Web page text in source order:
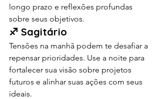
longo prazo e reflexões profundas
sobre seus objetivos.
♐ Sagitário
Tensões na manhã podem te desafiar a
repensar prioridades. Use a noite para
fortalecer sua visão sobre projetos
futuros e alinhar suas ações com seus
ideais.